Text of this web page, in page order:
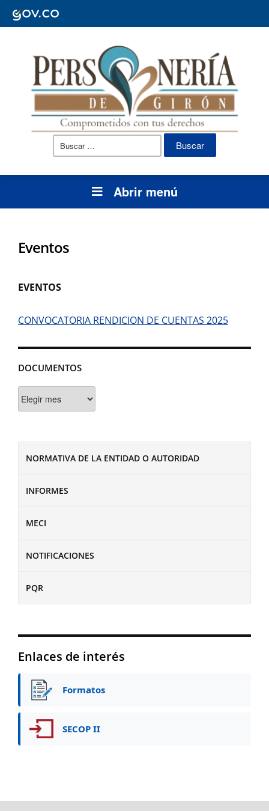
Buscar:
Abrir menú
DOCUMENTOS
NORMATIVA DE LA ENTIDAD O AUTORIDAD
INFORMES
MECI
NOTIFICACIONES
PQR
Enlaces de interés
Formatos
SECOP II
Eventos
EVENTOS
CONVOCATORIA RENDICION DE CUENTAS 2025